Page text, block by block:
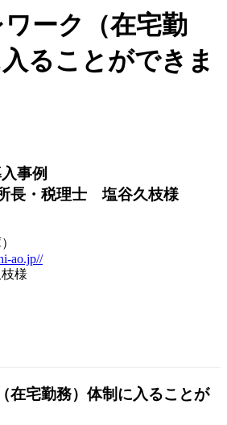
ーク（在宅勤
ることができま
事例
長・税理士 塩谷久枝様
ao.jp//
様
在宅勤務）体制に入ることが